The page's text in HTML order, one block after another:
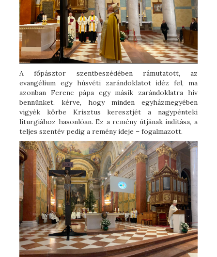
A főpásztor szentbeszédében rámutatott, az
evangélium egy húsvéti zarándoklatot idéz fel, ma
azonban Ferenc pápa egy másik zarándoklatra hív
bennünket, kérve, hogy minden egyházmegyében
vigyék körbe Krisztus keresztjét a nagypénteki
liturgiához hasonlóan. Ez a remény útjának indítása, a
teljes szentév pedig a remény ideje – fogalmazott.